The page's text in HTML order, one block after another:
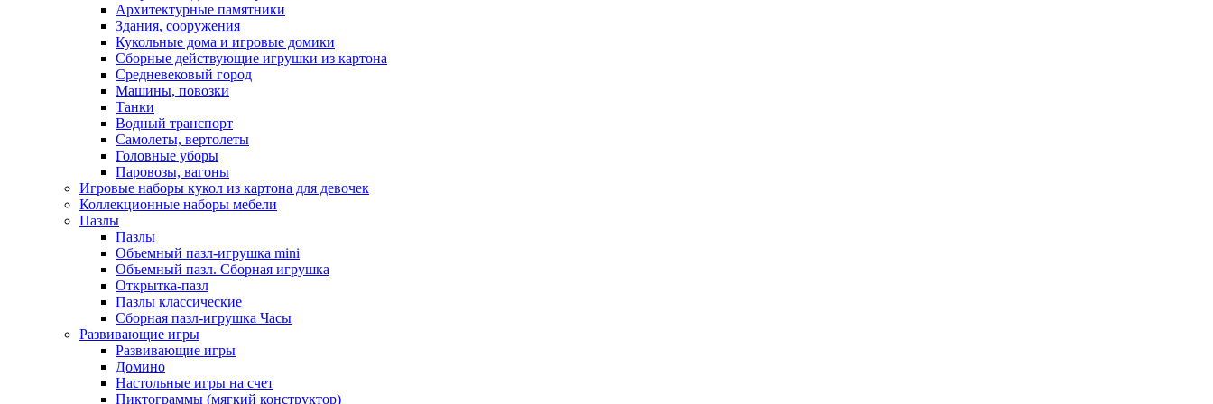
Архитектурные памятники
Здания, сооружения
Кукольные дома и игровые домики
Сборные действующие игрушки из картона
Средневековый город
Машины, повозки
Танки
Водный транспорт
Самолеты, вертолеты
Головные уборы
Паровозы, вагоны
Игровые наборы кукол из картона для девочек
Коллекционные наборы мебели
Пазлы
Пазлы
Объемный пазл-игрушка mini
Объемный пазл. Сборная игрушка
Открытка-пазл
Пазлы классические
Сборная пазл-игрушка Часы
Развивающие игры
Развивающие игры
Домино
Настольные игры на счет
Пиктограммы (мягкий конструктор)